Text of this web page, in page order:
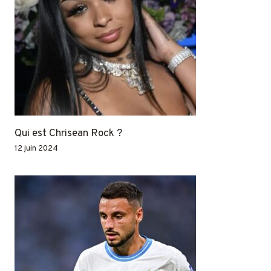
Qui est Chrisean Rock ?
12 juin 2024